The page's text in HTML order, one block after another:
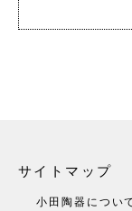
サイトマップ
小田陶器につい